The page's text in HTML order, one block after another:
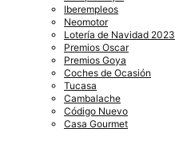
Iberempleos
Neomotor
Lotería de Navidad 2023
Premios Oscar
Premios Goya
Coches de Ocasión
Tucasa
Cambalache
Código Nuevo
Casa Gourmet